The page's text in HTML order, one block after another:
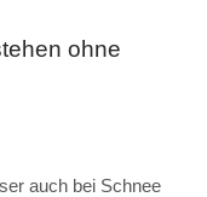
ohne
auch bei Schnee